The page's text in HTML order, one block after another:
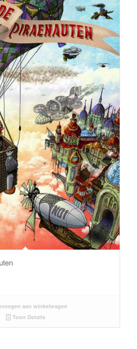
aan winkelwagen
Toon Details